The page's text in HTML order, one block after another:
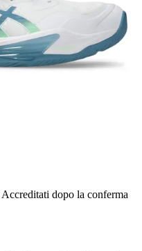
Accreditati dopo la conferma